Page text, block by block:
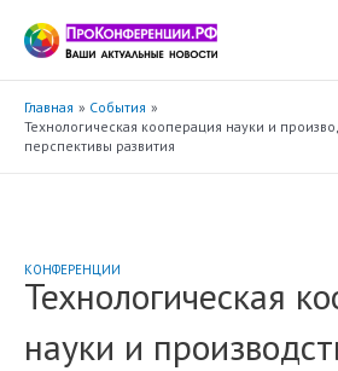
содержимому
Главная
События
Технологическая кооперация науки и
перспективы развития
КОНФЕРЕНЦИИ
Технологическая
науки и